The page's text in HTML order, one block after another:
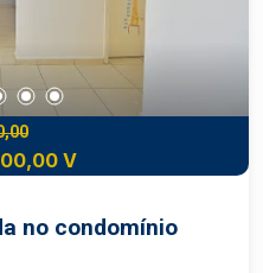
V
no condomínio